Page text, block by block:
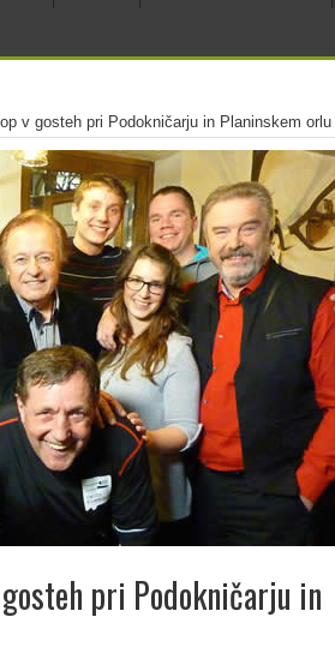
v gosteh pri Podokničarju in Planinskem orlu
pri Podokničarju in